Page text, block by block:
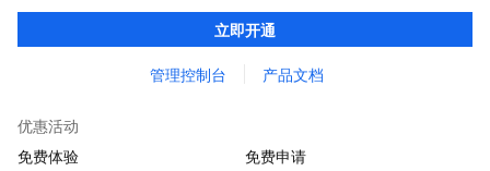
等全栈式解决方案，兼容Dubbo、Spring Cloud等微服务运行环
境，助力客户各类应用轻松转型分布式架构
立即开通
管理控制台 产品文档
优惠活动
免费体验
免费申请